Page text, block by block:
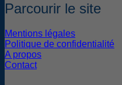
Parcourir le site
Mentions légales
Politique de confidentialité
A propos
Contact